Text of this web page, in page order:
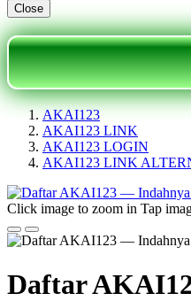
Close
AKAI123
AKAI123 LINK
AKAI123 LOGIN
AKAI123 LINK
Click image to zoom in Tap
Daftar